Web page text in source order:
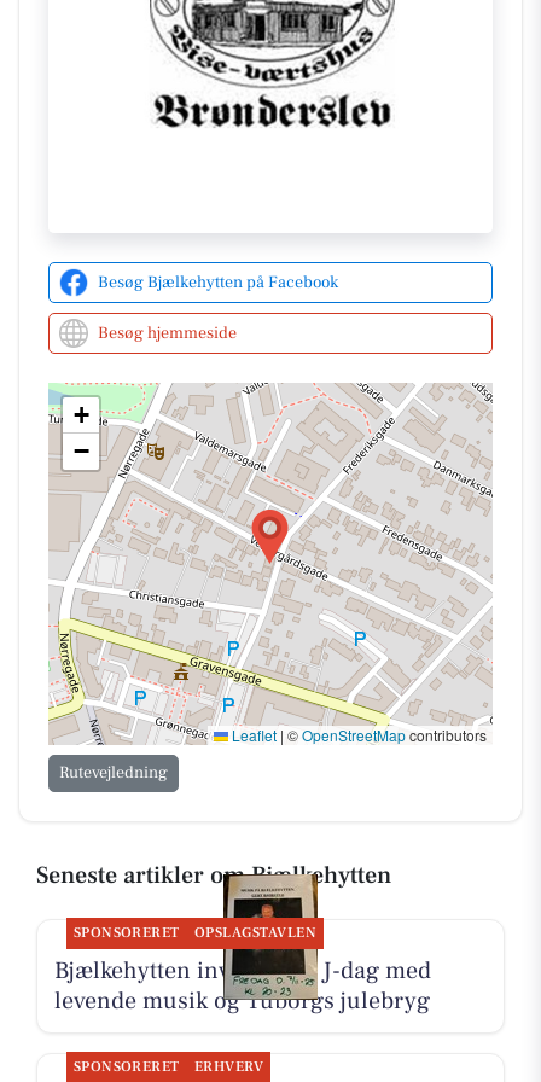
For mere information om arrangementer og live
kunstneroptrædener kan interesserede besøge deres
eller få de nyeste opdateringer direkte
på deres Facebookside. Bjælkehytten ser frem til at
Besøg Bjælkehytten på Facebook
Besøg hjemmeside
+
−
Leaflet | ©OpenStreetMapcontributors
Rutevejledning
Seneste artikler om Bjælkehytten
SPONSORERET OPSLAGSTAVLEN
Bjælkehytten inviterer til J-dag med
levende musik og Tuborgs julebryg
SPONSORERET ERHVERV